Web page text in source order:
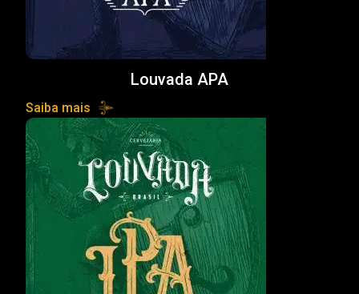
Louvada APA
Saiba mais